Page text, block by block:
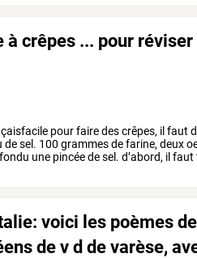
crêpes ... pour réviser
pourfairedescrêpes, il faut
desel. 100 grammesdefarine, deux
fondu une pincéedesel. d’abord, il faut
voici les poèmes
devddevarèse,